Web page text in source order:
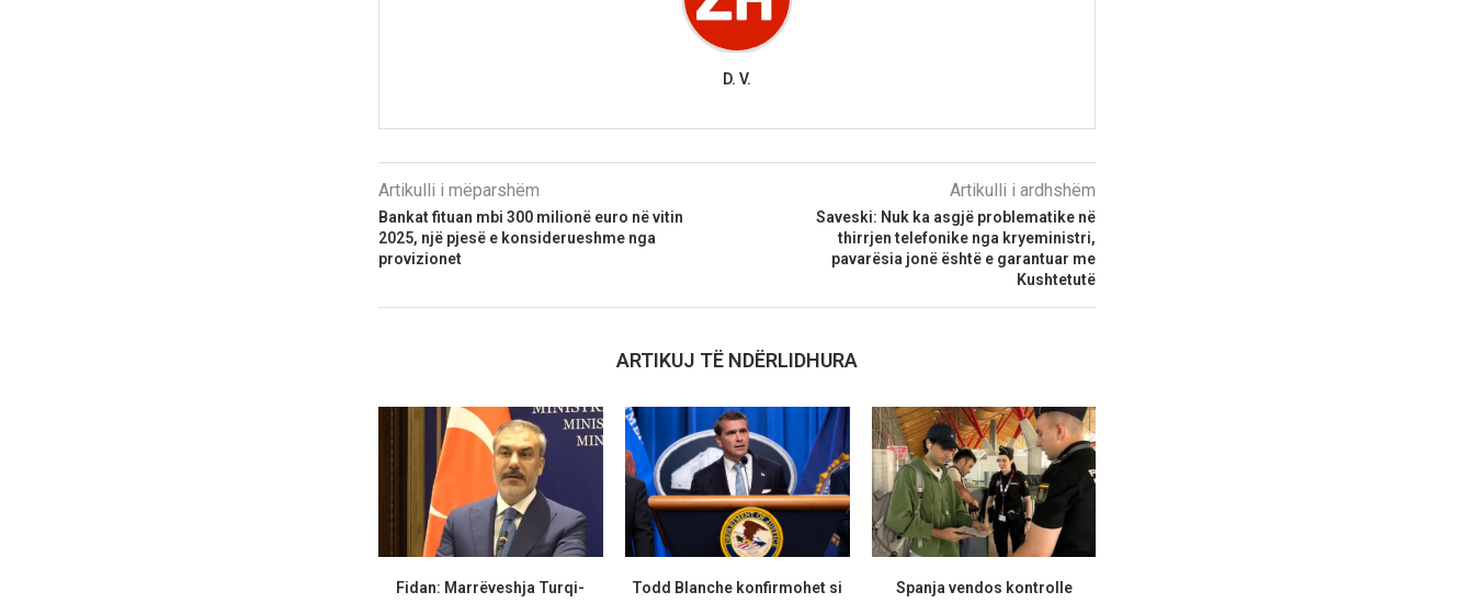
D. V.
Artikulli i mëparshëm
Bankat fituan mbi 300 milionë euro në vitin
2025, një pjesë e konsiderueshme nga
provizionet
Artikulli i ardhshëm
Saveski: Nuk ka asgjë problematike në
thirrjen telefonike nga kryeministri,
pavarësia jonë është e garantuar me
Kushtetutë
ARTIKUJ TË NDËRLIDHURA
Fidan: Marrëveshja Turqi-
Todd Blanche konfirmohet si
Spanja vendos kontrolle